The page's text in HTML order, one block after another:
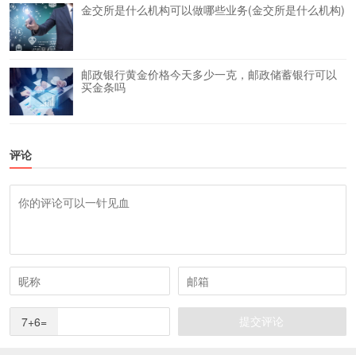
金交所是什么机构可以做哪些业务(金交所是什么机构)
邮政银行黄金价格今天多少一克，邮政储蓄银行可以
买金条吗
评论
7+6=